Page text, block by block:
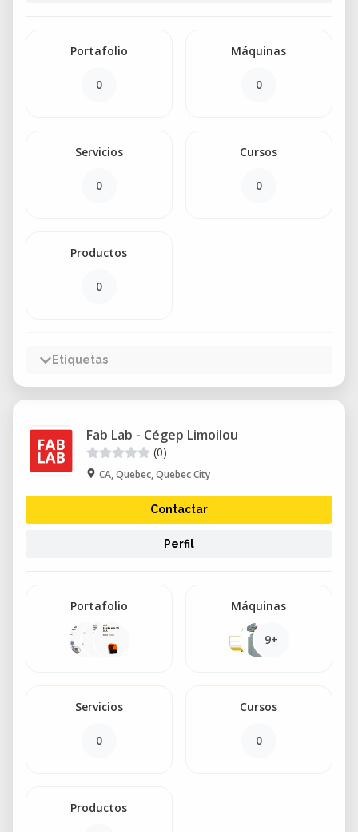
Portafolio
0
Máquinas
0
Servicios
0
Cursos
0
Productos
0
Etiquetas
Fab Lab - Cégep Limoilou
(0)
CA, Quebec, Quebec City
Contactar
Perfil
Portafolio Máquinas
9+
Servicios
0
Cursos
0
Productos